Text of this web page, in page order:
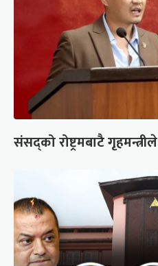
संसद्को रोष्ट्रमबाटै